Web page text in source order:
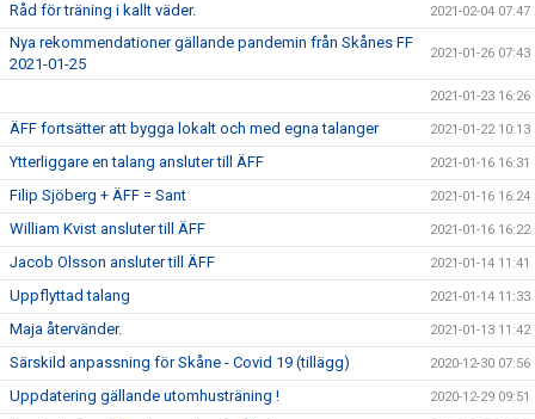
Råd för träning i kallt väder. 2021-02-04 07:47
Nya rekommendationer gällande pandemin från Skånes FF
2021-01-25
2021-01-26 07:43
2021-01-23 16:26
ÄFF fortsätter att bygga lokalt och med egna talanger 2021-01-22 10:13
Ytterliggare en talang ansluter till ÄFF 2021-01-16 16:31
Filip Sjöberg + ÄFF = Sant 2021-01-16 16:24
William Kvist ansluter till ÄFF 2021-01-16 16:22
Jacob Olsson ansluter till ÄFF 2021-01-14 11:41
Uppflyttad talang 2021-01-14 11:33
Maja återvänder. 2021-01-13 11:42
Särskild anpassning för Skåne - Covid 19 (tillägg) 2020-12-30 07:56
Uppdatering gällande utomhusträning ! 2020-12-29 09:51